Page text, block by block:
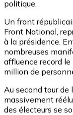
politique.
Un front
Front National,
à la présidence.
nombreuses
affluence record
million de
Au second tour de
massivement
des électeurs se